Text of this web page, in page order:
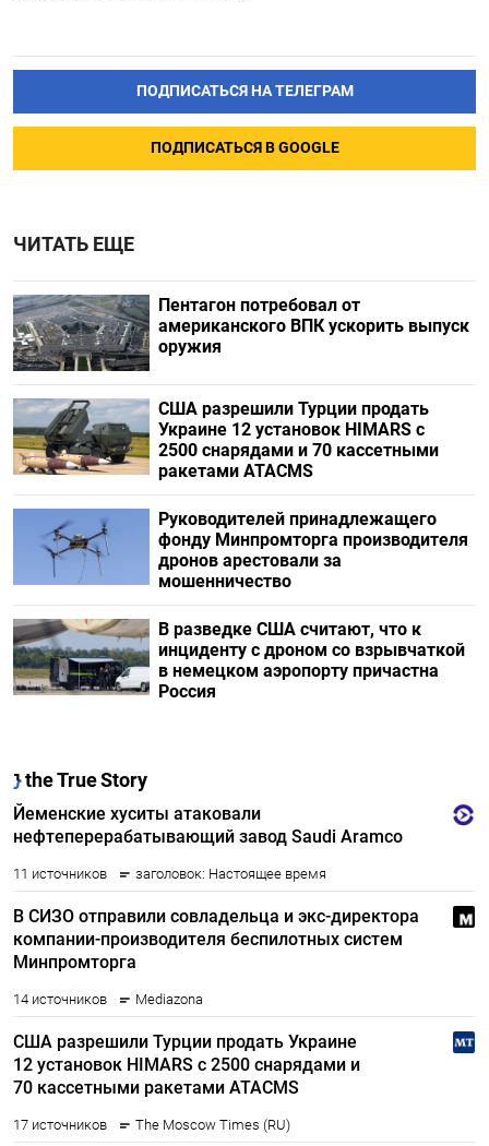
ПОДПИСАТЬСЯ НА ТЕЛЕГРАМ
ПОДПИСАТЬСЯ В GOOGLE
ЧИТАТЬ ЕЩЕ
Пентагон потребовал от
американского ВПК ускорить выпуск
оружия
США разрешили Турции продать
Украине 12 установок HIMARS с
2500 снарядами и 70 кассетными
ракетами ATACMS
Руководителей принадлежащего
фонду Минпромторга производителя
дронов арестовали за
мошенничество
В разведке США считают, что к
инциденту с дроном со взрывчаткой
в немецком аэропорту причастна
Россия